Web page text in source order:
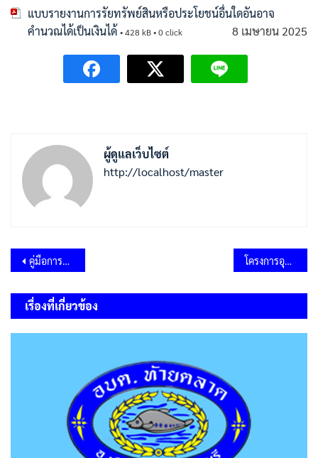
แบบรายงานการรัยทรัพย์สินหรือประโยชน์อื่นใดอันอาจ
คำนวณได้เป็นเงินได้ • 428 kB • 0 click 8 เมษายน 2025
ผู้ดูแลเว็บไซต์
http://localhost/master
แนะแนว
เรื่อง
คู่มือการปฏิบัติงานนักวิเคราะห์นโยบายและแผน โครงการอุปสมบทหมู่และบรรพชาสามเณรภาคฤดูร้อน ครั้งที่ 6 เพื่อถวายเป็นพระราชกุศล
เรื่องที่เกี่ยวข้อง